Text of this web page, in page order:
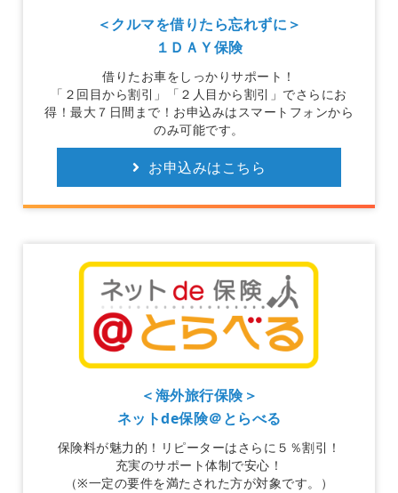
＜クルマを借りたら忘れずに＞
１ＤＡＹ保険
借りたお車をしっかりサポート！
「２回目から割引」「２人目から割引」でさらにお
得！最大７日間まで！お申込みはスマートフォンから
のみ可能です。
お申込みはこちら
＜海外旅行保険＞
ネットde保険＠とらべる
保険料が魅力的！リピーターはさらに５％割引！
充実のサポート体制で安心！
（※一定の要件を満たされた方が対象です。）